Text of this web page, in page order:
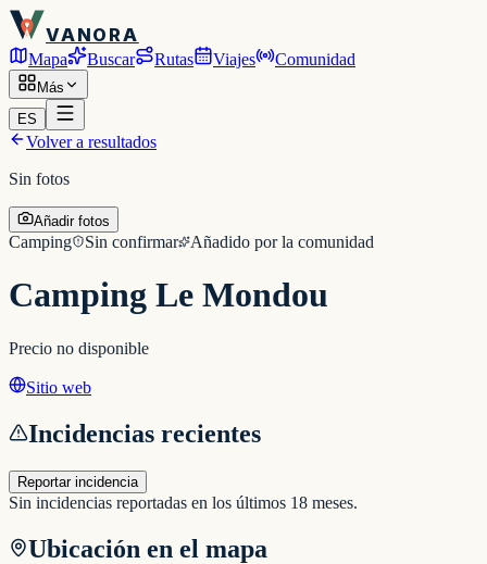
VANORA
Mapa Buscar Rutas Viajes Comunidad
Más
ES
Volver a resultados
Sin fotos
Añadir fotos
Camping Sin confirmar Añadido por la comunidad
Camping Le Mondou
Precio no disponible
Sitio web
Incidencias recientes
Reportar incidencia
Sin incidencias reportadas en los últimos 18 meses.
Ubicación en el mapa